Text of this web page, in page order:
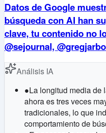
Datos de Google
búsqueda con AI han
clave, tu contenido no
@sejournal,
Análisis IA
●La longitud media de
ahora es tres veces
tradicionales, lo que
comportamiento de